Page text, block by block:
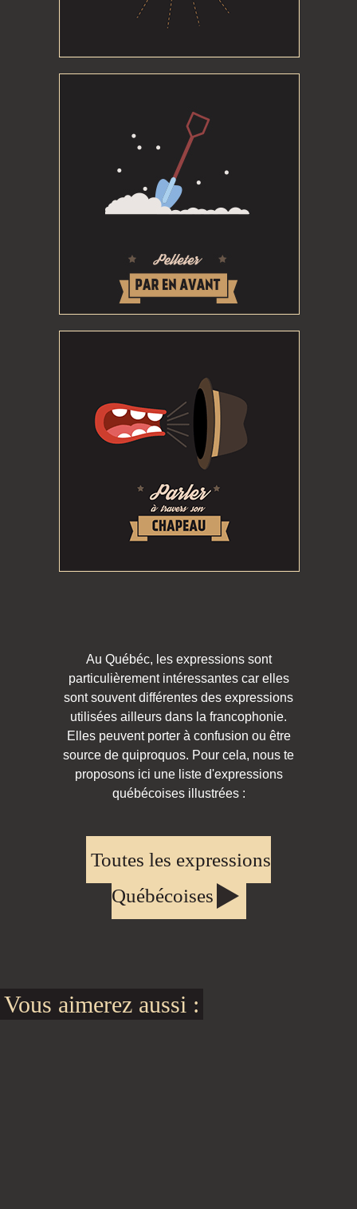
Au Québéc, les expressions sont
particulièrement intéressantes car elles
sont souvent différentes des expressions
utilisées ailleurs dans la francophonie.
Elles peuvent porter à confusion ou être
source de quiproquos. Pour cela, nous te
proposons ici une liste d'expressions
québécoises illustrées :
Toutes les expressions
Québécoises
Vous aimerez aussi :